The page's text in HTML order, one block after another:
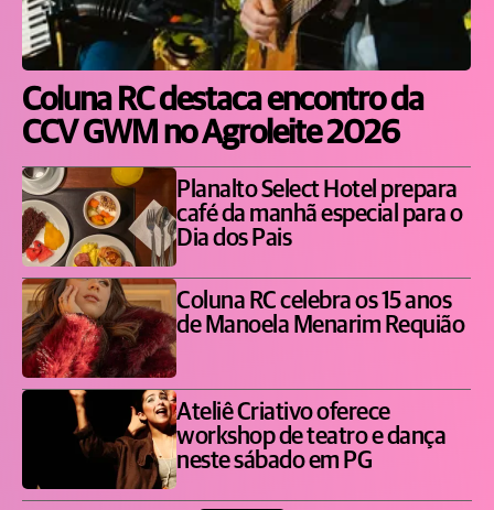
Coluna RC destaca encontro da
CCV GWM no Agroleite 2026
Planalto Select Hotel prepara
café da manhã especial para o
Dia dos Pais
Coluna RC celebra os 15 anos
de Manoela Menarim Requião
Ateliê Criativo oferece
workshop de teatro e dança
neste sábado em PG